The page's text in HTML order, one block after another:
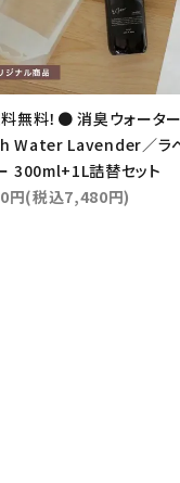
無料！● 消臭ウォーター
Water Lavender／ラ
300ml+1L詰替セット
円(税込7,480円)